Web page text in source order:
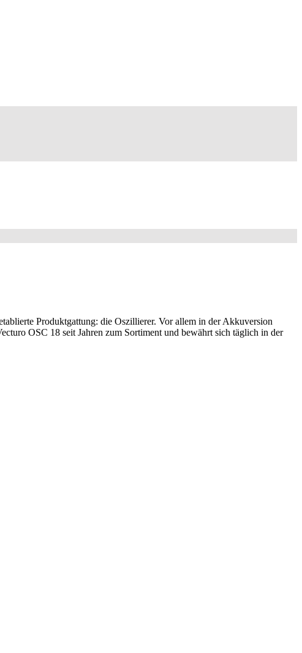
Produktgattung: die Oszillierer. Vor allem in der Akkuversion
OSC 18 seit Jahren zum Sortiment und bewährt sich täglich in der